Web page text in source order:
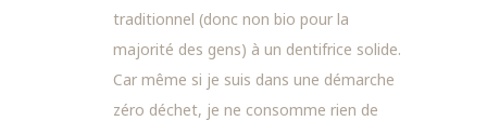
traditionnel (donc non bio pour la
majorité des gens) à un dentifrice solide.
Car même si je suis dans une démarche
zéro déchet, je ne consomme rien de